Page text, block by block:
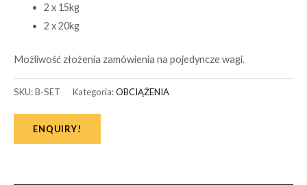
2 x 15kg
2 x 20kg
Możliwość złożenia zamówienia na pojedyncze wagi.
SKU:B-SET Kategoria:OBCIĄŻENIA
ENQUIRY!